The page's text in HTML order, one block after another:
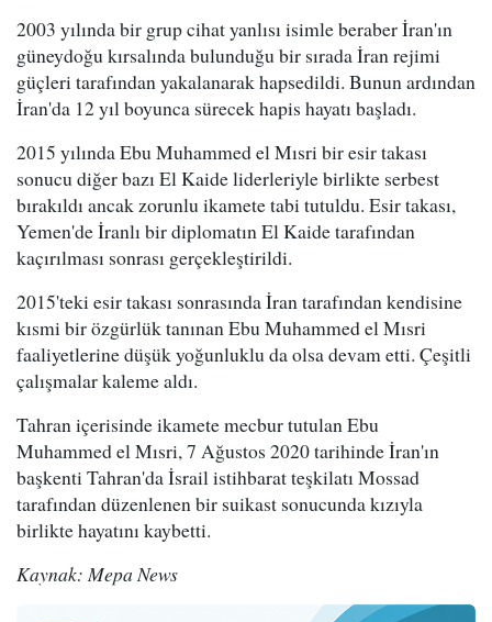
2003 yılında bir grup cihat yanlısı isimle beraber İran'ın
güneydoğu kırsalında bulunduğu bir sırada İran rejimi
güçleri tarafından yakalanarak hapsedildi. Bunun ardından
İran'da 12 yıl boyunca sürecek hapis hayatı başladı.
2015 yılında Ebu Muhammed el Mısri bir esir takası
sonucu diğer bazı El Kaide liderleriyle birlikte serbest
bırakıldı ancak zorunlu ikamete tabi tutuldu. Esir takası,
Yemen'de İranlı bir diplomatın El Kaide tarafından
kaçırılması sonrası gerçekleştirildi.
2015'teki esir takası sonrasında İran tarafından kendisine
kısmi bir özgürlük tanınan Ebu Muhammed el Mısri
faaliyetlerine düşük yoğunluklu da olsa devam etti. Çeşitli
çalışmalar kaleme aldı.
Tahran içerisinde ikamete mecbur tutulan Ebu
Muhammed el Mısri, 7 Ağustos 2020 tarihinde İran'ın
başkenti Tahran'da İsrail istihbarat teşkilatı Mossad
tarafından düzenlenen bir suikast sonucunda kızıyla
birlikte hayatını kaybetti.
Kaynak: Mepa News